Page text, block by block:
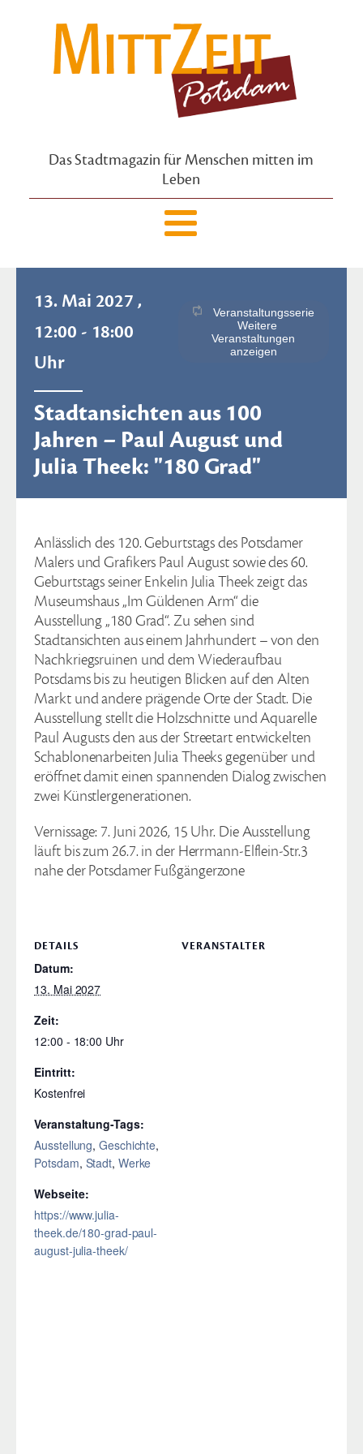
Das Stadtmagazin für Menschen mitten im
Leben
13. Mai 2027 ,
12:00 - 18:00
Uhr
Veranstaltungsserie
Weitere
Veranstaltungen
anzeigen
Stadtansichten aus 100
Jahren – Paul August und
Julia Theek: "180 Grad"
Anlässlich des 120. Geburtstags des Potsdamer
Malers und Grafikers Paul August sowie des 60.
Geburtstags seiner Enkelin Julia Theek zeigt das
Museumshaus „Im Güldenen Arm“ die
Ausstellung „180 Grad“. Zu sehen sind
Stadtansichten aus einem Jahrhundert – von den
Nachkriegsruinen und dem Wiederaufbau
Potsdams bis zu heutigen Blicken auf den Alten
Markt und andere prägende Orte der Stadt. Die
Ausstellung stellt die Holzschnitte und Aquarelle
Paul Augusts den aus der Streetart entwickelten
Schablonenarbeiten Julia Theeks gegenüber und
eröffnet damit einen spannenden Dialog zwischen
zwei Künstlergenerationen.
Vernissage: 7. Juni 2026, 15 Uhr. Die Ausstellung
läuft bis zum 26.7. in der Herrmann-Elflein-Str.3
nahe der Potsdamer Fußgängerzone
DETAILS
Datum:
13. Mai 2027
Zeit:
12:00 - 18:00
Eintritt:
Kostenfrei
Veranstaltung-Tags:
Ausstellung,Geschichte,
Potsdam, Stadt, Werke
Webseite:
https://www.julia-
theek.de/180-grad-paul-
august-julia-theek/
VERANSTALTER